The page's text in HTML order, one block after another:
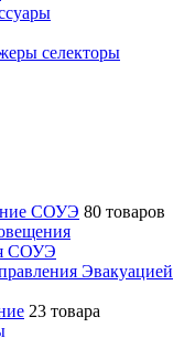
селекторы
СОУЭ 80 товаров
СОУЭ
Эвакуацией
23 товара